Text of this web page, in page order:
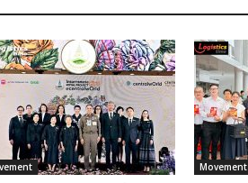
Movement